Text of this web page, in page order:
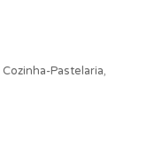
Cozinha-Pastelaria,